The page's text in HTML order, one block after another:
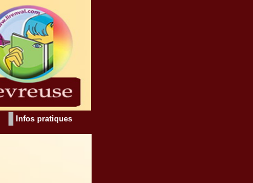
Infos pratiques